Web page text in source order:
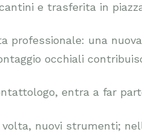
e trasferita in
professionale: una
occhiali
entra a far
nuovi strumenti;